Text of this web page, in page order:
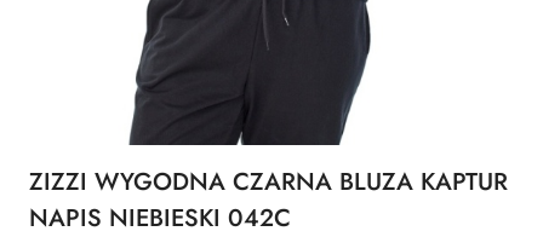
ZIZZI WYGODNA CZARNA BLUZA KAPTUR
NAPIS NIEBIESKI 042C